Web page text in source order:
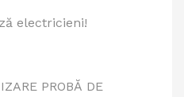
electricieni!
PROBĂ DE